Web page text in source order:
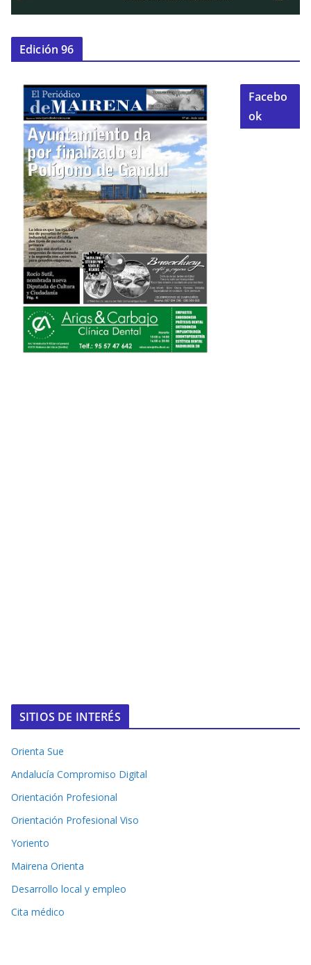
Edición 96
Facebo
ok
SITIOS DE INTERÉS
Orienta Sue
Andalucía Compromiso Digital
Orientación Profesional
Orientación Profesional Viso
Yoriento
Mairena Orienta
Desarrollo local y empleo
Cita médico